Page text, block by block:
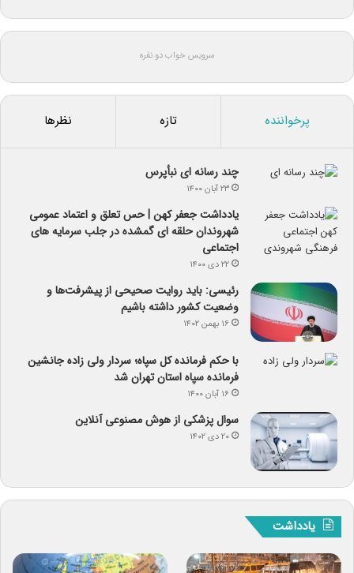
سرویس خواب دو نفره
پرخواننده تازه نظرها
چند رسانه ای نبأپرس
۲۳ آبان ۱۴۰۰
یادداشت جعفر کهن | حس تعلق و اعتماد عمومی
شهروندان حلقه ای گمشده در جلب سرمایه های
اجتماعی
۲۲ دی ۱۴۰۰
رئیسی: باید روایت صحیحی از پیشرفت‌ها و
وضعیت کشور داشته باشیم
۱۶ بهمن ۱۴۰۲
با حکم فرمانده کل سپاه؛ سردار ولی زاده جانشین
فرمانده سپاه استان تهران شد
۱۶ آبان ۱۴۰۰
سوال پزشکی از هوش مصنوعی آنلاین
۲۰ دی ۱۴۰۲
یادداشت